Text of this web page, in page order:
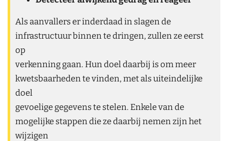
Als aanvallers er inderdaad in slagen de
infrastructuur binnen te dringen, zullen ze eerst
op
verkenning gaan. Hun doel daarbij is om meer
kwetsbaarheden te vinden, met als uiteindelijke
doel
gevoelige gegevens te stelen. Enkele van de
mogelijke stappen die ze daarbij nemen zijn het
wijzigen